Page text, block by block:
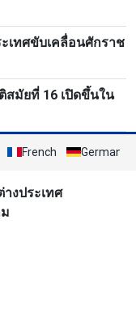
เทศขับเคลื่อนศักราช
มัยที่ 16 เปิดขึ้นใน
French German
างประเทศ